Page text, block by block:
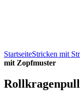
StartseiteStricken mit
mit Zopfmuster